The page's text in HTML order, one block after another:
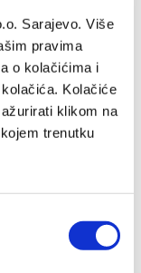
Sarajevo. Više
pravima
o kolačićima i
Kolačiće
klikom na
trenutku
u
Fudbalskog
godina, visok je